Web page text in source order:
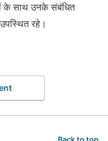
के साथ उनके संबंधित
रहे।